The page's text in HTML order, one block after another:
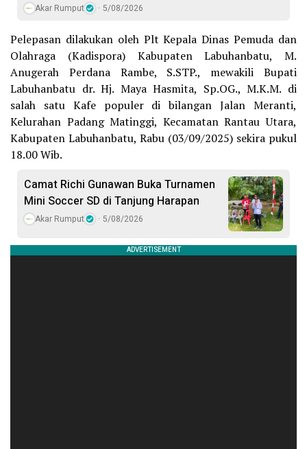
Akar Rumput 5/08/2026
Pelepasan dilakukan oleh Plt Kepala Dinas Pemuda dan
Olahraga (Kadispora) Kabupaten Labuhanbatu, M.
Anugerah Perdana Rambe, S.STP., mewakili Bupati
Labuhanbatu dr. Hj. Maya Hasmita, Sp.OG., M.K.M. di
salah satu Kafe populer di bilangan Jalan Meranti,
Kelurahan Padang Matinggi, Kecamatan Rantau Utara,
Kabupaten Labuhanbatu, Rabu (03/09/2025) sekira pukul
18.00 Wib.
Camat Richi Gunawan Buka Turnamen
Mini Soccer SD di Tanjung Harapan
Akar Rumput 5/08/2026